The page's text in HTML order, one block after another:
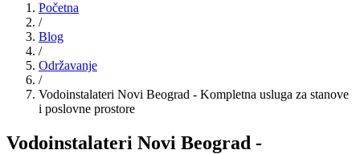
Početna
/
Blog
/
Održavanje
/
Vodoinstalateri Novi Beograd - Kompletna usluga za stanove
i poslovne prostore
Vodoinstalateri Novi Beograd -